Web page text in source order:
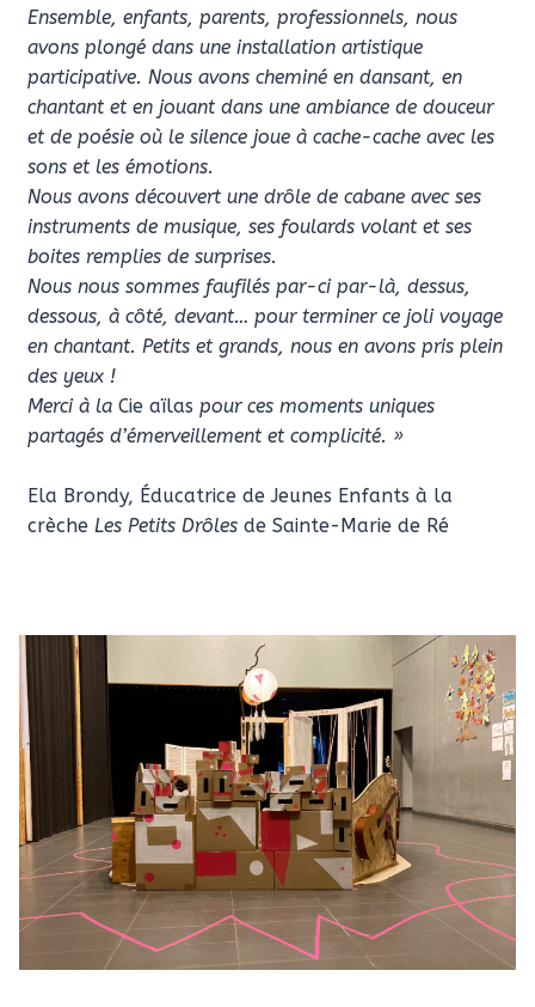
Ensemble, enfants, parents, professionnels, nous
avons plongé dans une installation artistique
participative. Nous avons cheminé en dansant, en
chantant et en jouant dans une ambiance de douceur
et de poésie où le silence joue à cache-cache avec les
sons et les émotions.
Nous avons découvert une drôle de cabane avec ses
instruments de musique, ses foulards volant et ses
boites remplies de surprises.
Nous nous sommes faufilés par-ci par-là, dessus,
dessous, à côté, devant… pour terminer ce joli voyage
en chantant. Petits et grands, nous en avons pris plein
des yeux !
Merci à laCie aïlas pour ces moments uniques
partagés d’émerveillement et complicité. »
Ela Brondy, Éducatrice de Jeunes Enfants à la
crèche Les Petits Drôles de Sainte-Marie de Ré